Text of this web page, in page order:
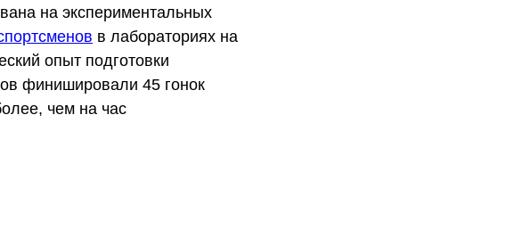
на экспериментальных
в лабораториях на
опыт подготовки
финишировали 45 гонок
чем на час